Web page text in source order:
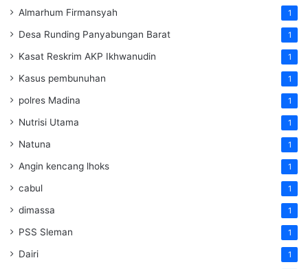
Almarhum Firmansyah 1
Desa Runding Panyabungan Barat 1
Kasat Reskrim AKP Ikhwanudin 1
Kasus pembunuhan 1
polres Madina 1
Nutrisi Utama 1
Natuna 1
Angin kencang lhoks 1
cabul 1
dimassa 1
PSS Sleman 1
Dairi 1